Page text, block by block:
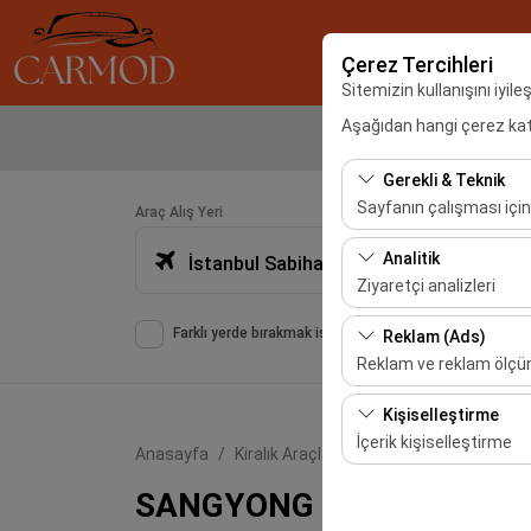
Çerez Tercihleri
Sitemizin kullanışını
Aşağıdan hangi çerez
Gerekli & Teknik
Sayfanın çalışması
Bu çerezler sitenin
bırakılamaz.
Analitik
Ziyaretçi analizleri
Bu çerezler, sitemizin
etmemizi sağlar. Bu
Reklam (Ads)
Reklam ve reklam
Bu çerezler, size ilgi
etkinliğini (gösterim
Kişiselleştirme
İçerik kişiselleştirme
deneyiminizin
Araç Alış Yeri
İstanbul Sabiha Gökçen Havalimanı -SAW
Farklı yerde bırakmak istiyorum
Anasayfa Kiralık Araçlar SANGYONG
SANGYONG